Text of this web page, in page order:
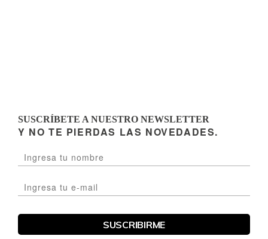
SUSCRÍBETE A NUESTRO NEWSLETTER
Y NO TE PIERDAS LAS NOVEDADES.